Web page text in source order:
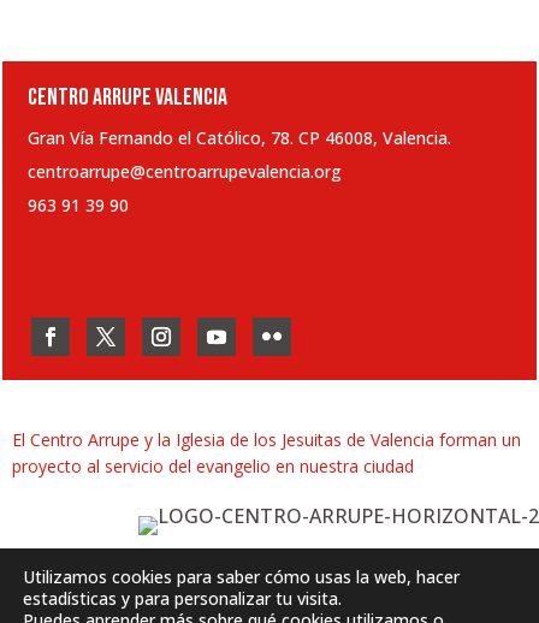
CENTRO ARRUPE VALENCIA
Gran Vía Fernando el Católico, 78. CP 46008, Valencia.
centroarrupe@centroarrupevalencia.org
963 91 39 90
El Centro Arrupe y la Iglesia de los Jesuitas de Valencia forman un
proyecto al servicio del evangelio en nuestra ciudad
Utilizamos cookies para saber cómo usas la web, hacer
estadísticas y para personalizar tu visita.